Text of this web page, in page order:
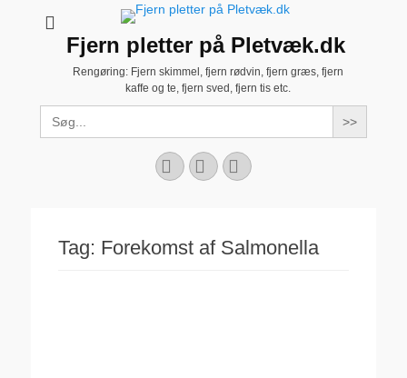
Fjern pletter på Pletvæk.dk
Rengøring: Fjern skimmel, fjern rødvin, fjern græs, fjern
kaffe og te, fjern sved, fjern tis etc.
Search
for:
Facebook
YouTubeInstagram
Tag: Forekomst af Salmonella